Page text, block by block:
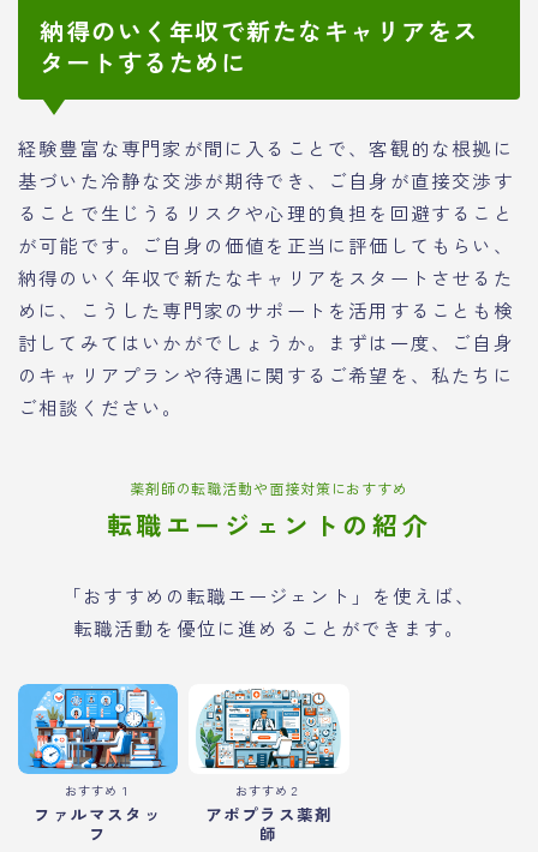
納得のいく年収で新たなキャリアをス
タートするために
経験豊富な専門家が間に入ることで、客観的な根拠に
基づいた冷静な交渉が期待でき、ご自身が直接交渉す
ることで生じうるリスクや心理的負担を回避すること
が可能です。ご自身の価値を正当に評価してもらい、
納得のいく年収で新たなキャリアをスタートさせるた
めに、こうした専門家のサポートを活用することも検
討してみてはいかがでしょうか。まずは一度、ご自身
のキャリアプランや待遇に関するご希望を、私たちに
ご相談ください。
薬剤師の転職活動や面接対策におすすめ
転職エージェントの紹介
「おすすめの転職エージェント」を使えば、
転職活動を優位に進めることができます。
おすすめ１
ファルマスタッ
フ
おすすめ２
アポプラス薬剤
師